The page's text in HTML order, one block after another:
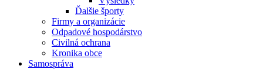
Ďalšie športy
Firmy a organizácie
Odpadové hospodárstvo
Civilná ochrana
Kronika obce
Samospráva